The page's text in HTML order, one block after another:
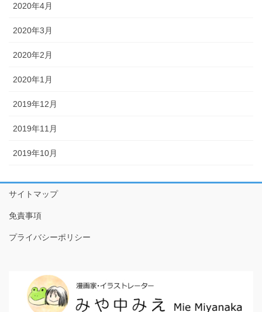
2020年4月
2020年3月
2020年2月
2020年1月
2019年12月
2019年11月
2019年10月
サイトマップ
免責事項
プライバシーポリシー